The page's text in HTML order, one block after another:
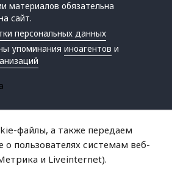
материалов обязательна
сайт.
персональных данных
упоминанияиноагентов и
файлы, а также передаем
о пользователях системам веб-
и Liveinternet).